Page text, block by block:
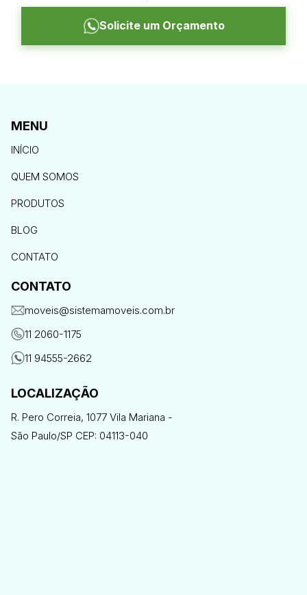
Solicite um Orçamento
MENU
INÍCIO
QUEM SOMOS
PRODUTOS
BLOG
CONTATO
CONTATO
moveis@sistemamoveis.com.br
11 2060-1175
11 94555-2662
LOCALIZAÇÃO
R. Pero Correia, 1077 Vila Mariana -
São Paulo/SP CEP: 04113-040